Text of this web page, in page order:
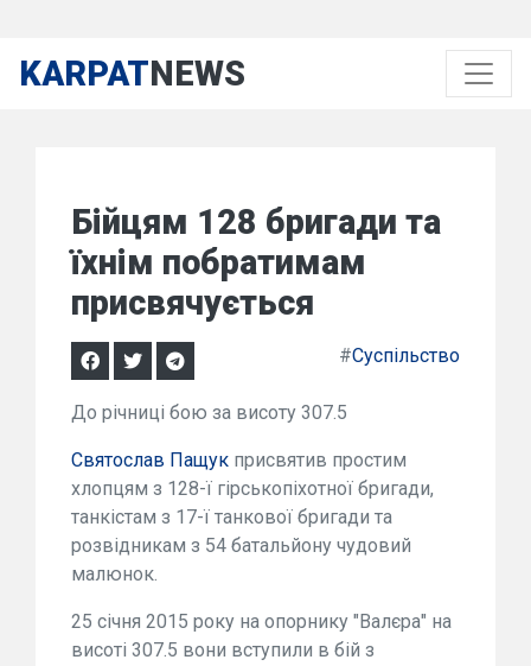
KARPATNEWS
Бійцям 128 бригади та
їхнім побратимам
присвячується
#Суспільство
До річниці бою за висоту 307.5
Святослав Пащук присвятив простим
хлопцям з 128-ї гірськопіхотної бригади,
танкістам з 17-ї танкової бригади та
розвідникам з 54 батальйону чудовий
малюнок.
25 січня 2015 року на опорнику "Валєра" на
висоті 307.5 вони вступили в бій з